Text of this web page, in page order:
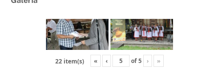
22 item(s) « ‹ of5 › »